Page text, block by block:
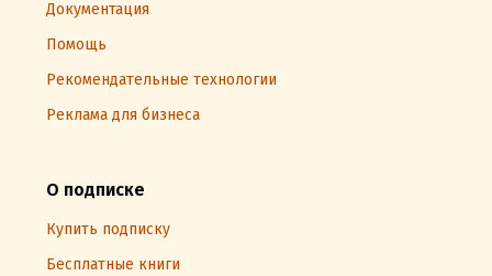
Документация
Помощь
Рекомендательные технологии
Реклама для бизнеса
О подписке
Купить подписку
Бесплатные книги